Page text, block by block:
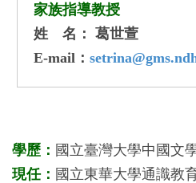
家族指導教授
姓 名： 葛世萱
E-mail：
學歷： 國立臺灣大學中國文
現任： 國立東華大學通識教